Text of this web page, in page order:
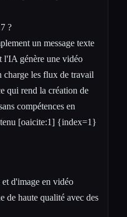
?
un message texte
l'IA génère une vidéo
charge les flux de travail
qui rend la création de
compétences en
[oaicite:1] {index=1}
d'image en vidéo
de haute qualité avec des